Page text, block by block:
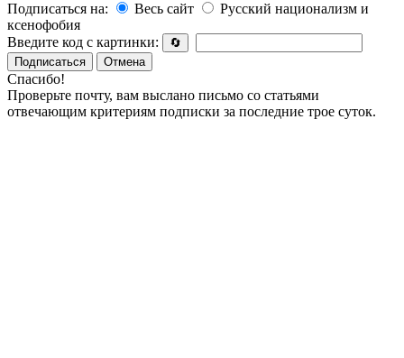
Подписаться на:
Весь сайт
Русский национализм и
ксенофобия
Введите код с картинки:
🔄
Подписаться
Отмена
Спасибо!
Проверьте почту, вам выслано письмо со статьями
отвечающим критериям подписки за последние трое суток.